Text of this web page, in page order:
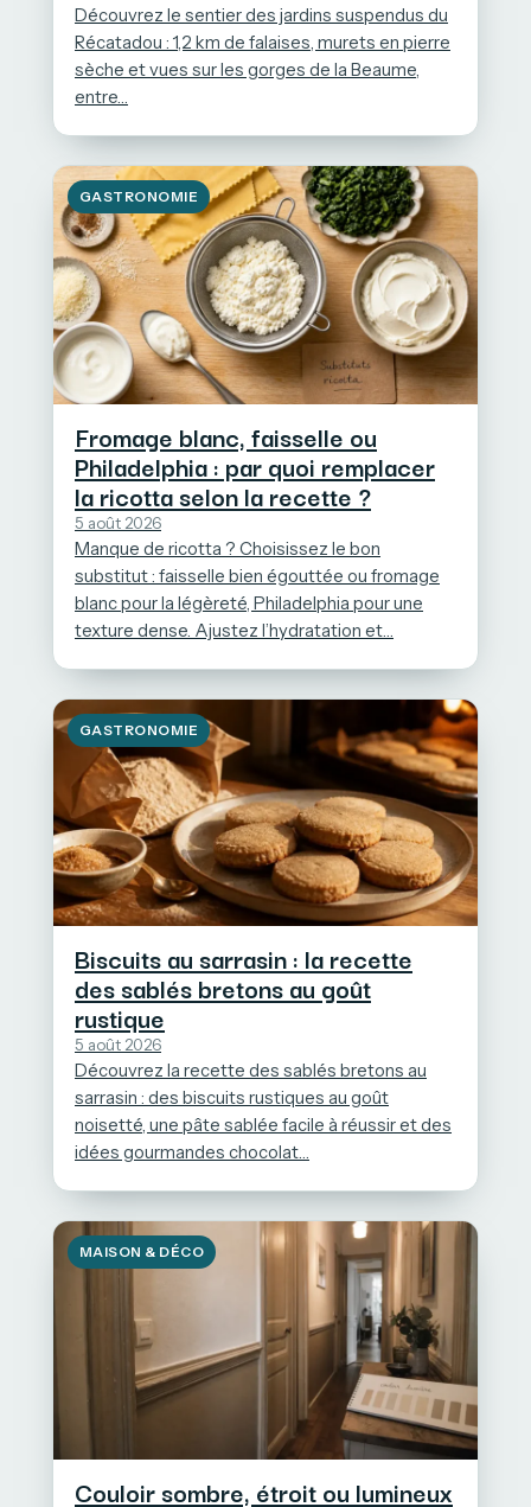
Découvrez le sentier des jardins suspendus du
Récatadou : 1,2 km de falaises, murets en pierre
sèche et vues sur les gorges de la Beaume,
entre…
GASTRONOMIE
Fromage blanc, faisselle ou
Philadelphia : par quoi remplacer
la ricotta selon la recette ?
5 août 2026
Manque de ricotta ? Choisissez le bon
substitut : faisselle bien égouttée ou fromage
blanc pour la légèreté, Philadelphia pour une
texture dense. Ajustez l’hydratation et…
GASTRONOMIE
Biscuits au sarrasin : la recette
des sablés bretons au goût
rustique
5 août 2026
Découvrez la recette des sablés bretons au
sarrasin : des biscuits rustiques au goût
noisetté, une pâte sablée facile à réussir et des
idées gourmandes chocolat…
MAISON & DÉCO
Couloir sombre, étroit ou lumineux